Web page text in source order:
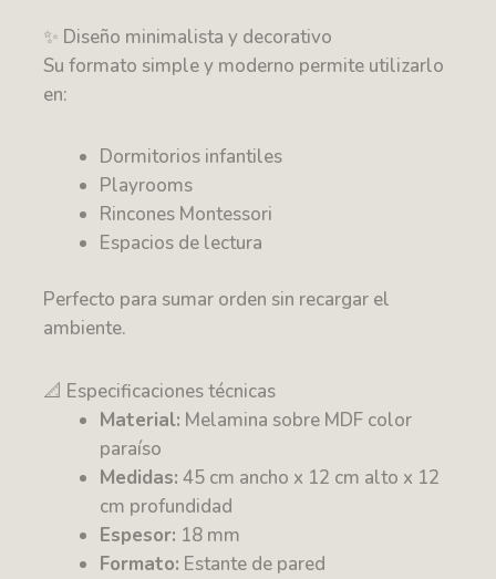
✨ Diseño minimalista y decorativo
Su formato simple y moderno permite utilizarlo
en:
Dormitorios infantiles
Playrooms
Rincones Montessori
Espacios de lectura
Perfecto para sumar orden sin recargar el
ambiente.
📐 Especificaciones técnicas
Material: Melamina sobre MDF color
paraíso
Medidas: 45 cm ancho x 12 cm alto x 12
cm profundidad
Espesor: 18 mm
Formato: Estante de pared